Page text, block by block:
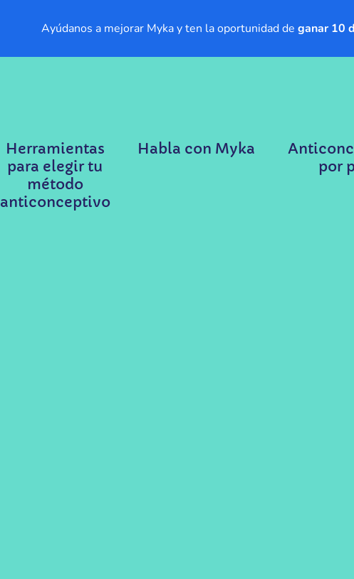
Ayúdanos a mejorar Myka y ten la oportunidad de ganar 10
Herramientas
para elegir tu
método
anticonceptivo
Habla con Myka
por